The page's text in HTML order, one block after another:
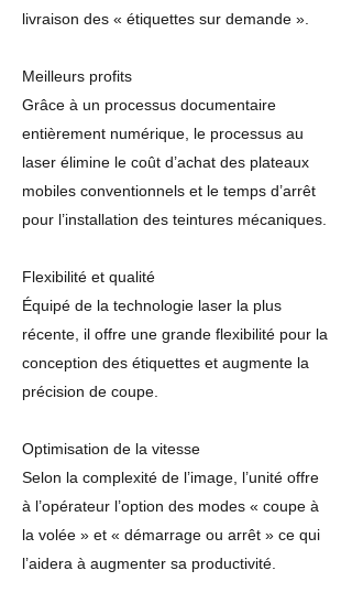
livraison des « étiquettes sur demande ».
Meilleurs profits
Grâce à un processus documentaire
entièrement numérique, le processus au
laser élimine le coût d’achat des plateaux
mobiles conventionnels et le temps d’arrêt
pour l’installation des teintures mécaniques.
Flexibilité et qualité
Équipé de la technologie laser la plus
récente, il offre une grande flexibilité pour la
conception des étiquettes et augmente la
précision de coupe.
Optimisation de la vitesse
Selon la complexité de l’image, l’unité offre
à l’opérateur l’option des modes « coupe à
la volée » et « démarrage ou arrêt » ce qui
l’aidera à augmenter sa productivité.